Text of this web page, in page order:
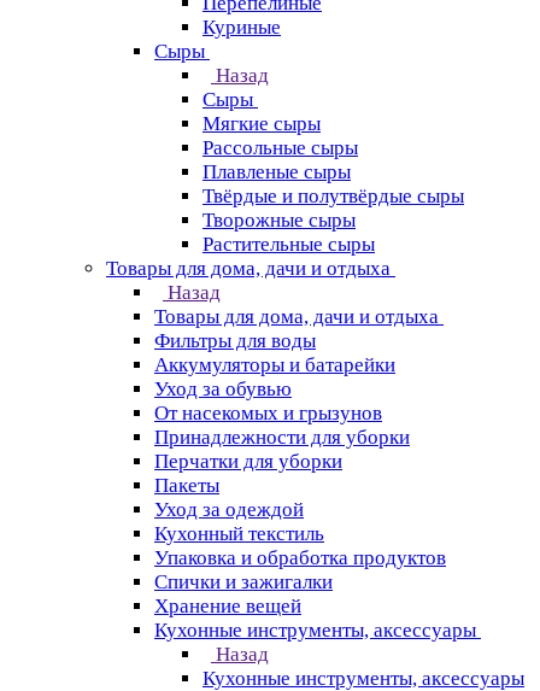
Куриные
Сыры
Назад
Сыры
Мягкие сыры
Рассольные сыры
Плавленые сыры
Твёрдые и полутвёрдые сыры
Творожные сыры
Растительные сыры
Товары для дома, дачи и отдыха
Назад
Товары для дома, дачи и отдыха
Фильтры для воды
Аккумуляторы и батарейки
Уход за обувью
От насекомых и грызунов
Принадлежности для уборки
Перчатки для уборки
Пакеты
Уход за одеждой
Кухонный текстиль
Упаковка и обработка продуктов
Спички и зажигалки
Хранение вещей
Кухонные инструменты, аксессуары
Назад
Кухонные инструменты, аксессуары